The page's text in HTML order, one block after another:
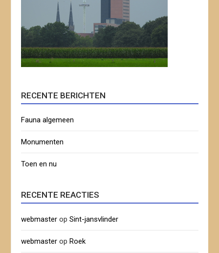
RECENTE BERICHTEN
Fauna algemeen
Monumenten
Toen en nu
RECENTE REACTIES
webmaster opSint-jansvlinder
webmaster opRoek